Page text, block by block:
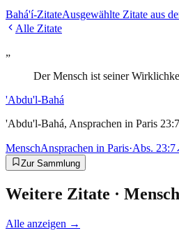
Bahá'í-ZitateAusgewählte Zitate aus
Alle Zitate
„
Der Mensch ist seiner
'Abdu'l-Bahá
'Abdu'l-Bahá, Ansprachen in Paris 23:7
MenschAnsprachen in Paris·Abs. 23:7
Zur Sammlung
Weitere Zitate · Mensch
Alle anzeigen →